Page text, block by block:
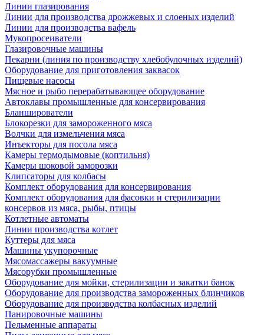
Линии глазирования
Линии для производства дрожжевых и слоеных изделий
Линии для производства вафель
Мукопросеиватели
Глазировочные машины
Пекарни (линия по производству хлебобулочных изделий)
Оборудование для приготовления заквасок
Пищевые насосы
Мясное и рыбо перерабатывающее оборудование
Автоклавы промышленные для консервирования
Бланширователи
Блокорезки для замороженного мяса
Волчки для измельчения мяса
Инъекторы для посола мяса
Камеры термодымовые (коптильня)
Камеры шоковой заморозки
Клипсаторы для колбасы
Комплект оборудования для консервирования
Комплект оборудования для фасовки и стерилизации
консервов из мяса, рыбы, птицы
Котлетные автоматы
Линии производства котлет
Куттеры для мяса
Машины укупорочные
Мясомассажеры вакуумные
Мясорубки промышленные
Оборудование для мойки, стерилизации и закатки банок
Оборудование для производства замороженных блинчиков
Оборудование для производства колбасных изделий
Панировочные машины
Пельменные аппараты